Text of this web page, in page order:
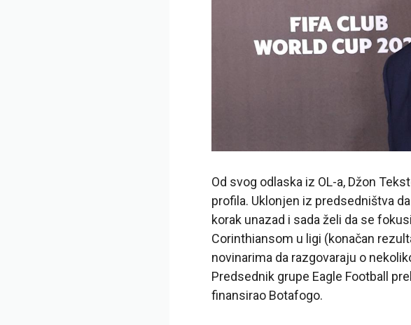
Od svog odlaska iz OL-a, Džon
profila. Uklonjen iz predsedništva
korak unazad i sada želi da se
Corinthiansom u ligi (konačan
novinarima da razgovaraju o
Predsednik grupe Eagle Football
finansirao Botafogo.